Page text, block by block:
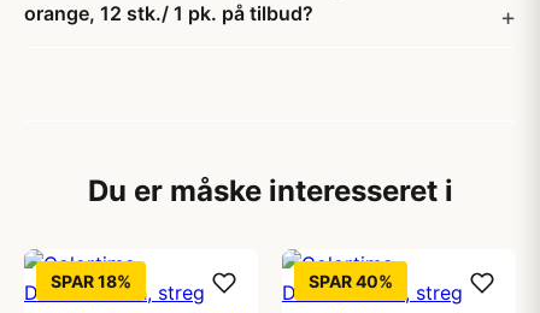
orange, 12 stk./ 1 pk. på tilbud?
Du er måske interesseret i
SPAR 18% SPAR 40%